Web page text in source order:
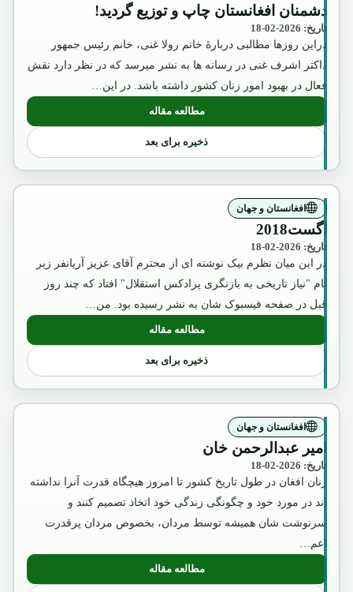
دشمنان افغانستان چاپ و توزیع گردید!
تاریخ: 2026-02-18
دراین روزها مطالبی دربارۀ خانم رولا غنی، خانم رئیس جمهور
داکتر اشرف غنی در رسانه ها به نشر میرسد که در نظر دارد نقش
فعال در بهبود امور زنان کشور داشته باشد. در این…
مطالعه مقاله: عکس تقلبی و تبلیغاتی ملکه ثریا که
ذخیره برای بعد
افغانستان و جهان
آگست2018
تاریخ: 2026-02-18
در این میان نظرم بیک نوشته ای از محترم آقای عزیز آریانفر زیر
نام "نیاز تاریخی به بازنگری پرادکس استقلال" افتاد که چند روز
قبل در صفحه فیسبوک شان به نشر رسیده بود. من…
مطالعه مقاله
: آگست2018
ذخیره برای بعد
افغانستان و جهان
امیر عبدالرحمن خان
تاریخ: 2026-02-18
زنان افغان در طول تاریخ کشور تا امروز هیچگاه قدرت آنرا نداشته
اند در مورد خود و چگونگی زندگی خود اتخاذ تصمیم کنند و
سرنوشت شان همیشه توسط مردان، بخصوص مردان پرقدرت
اعم…
مطالعه مقاله: امیر عبدالرحمن خان